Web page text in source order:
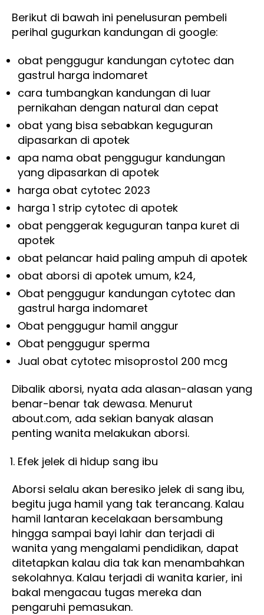
Berikut di bawah ini penelusuran pembeli
perihal gugurkan kandungan di google:
obat penggugur kandungan cytotec dan
gastrul harga indomaret
cara tumbangkan kandungan di luar
pernikahan dengan natural dan cepat
obat yang bisa sebabkan keguguran
dipasarkan di apotek
apa nama obat penggugur kandungan
yang dipasarkan di apotek
harga obat cytotec 2023
harga 1 strip cytotec di apotek
obat penggerak keguguran tanpa kuret di
apotek
obat pelancar haid paling ampuh di apotek
obat aborsi di apotek umum, k24,
Obat penggugur kandungan cytotec dan
gastrul harga indomaret
Obat penggugur hamil anggur
Obat penggugur sperma
Jual obat cytotec misoprostol 200 mcg
Dibalik aborsi, nyata ada alasan-alasan yang
benar-benar tak dewasa. Menurut
about.com, ada sekian banyak alasan
penting wanita melakukan aborsi.
Efek jelek di hidup sang ibu
Aborsi selalu akan beresiko jelek di sang ibu,
begitu juga hamil yang tak terancang. Kalau
hamil lantaran kecelakaan bersambung
hingga sampai bayi lahir dan terjadi di
wanita yang mengalami pendidikan, dapat
ditetapkan kalau dia tak kan menambahkan
sekolahnya. Kalau terjadi di wanita karier, ini
bakal mengacau tugas mereka dan
pengaruhi pemasukan.